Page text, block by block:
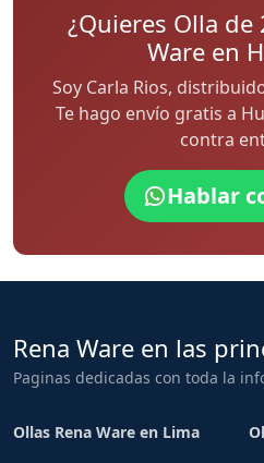
¿Quieres Olla de
Ware en
Soy Carla Rios,
Te hago envío gratis a
contra
Hablar
Rena Ware en las
Paginas dedicadas con toda la
Ollas Rena Ware en Lima